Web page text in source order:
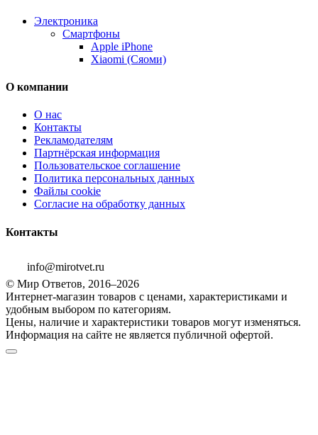
Электроника
Смартфоны
Apple iPhone
Xiaomi (Сяоми)
О компании
О нас
Контакты
Рекламодателям
Партнёрская информация
Пользовательское соглашение
Политика персональных данных
Файлы cookie
Согласие на обработку данных
Контакты
info@mirotvet.ru
© Мир Ответов, 2016–2026
Интернет-магазин товаров с ценами, характеристиками и
удобным выбором по категориям.
Цены, наличие и характеристики товаров могут изменяться.
Информация на сайте не является публичной офертой.